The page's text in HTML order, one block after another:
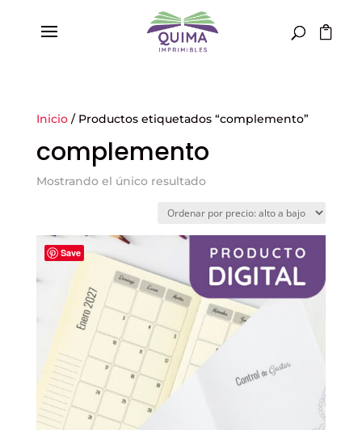
Inicio/ Productos etiquetados “complemento”
complemento
Mostrando el único resultado
Save